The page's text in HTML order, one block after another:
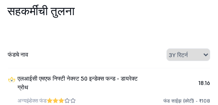
सहकर्मींची तुलना
फंडचे नाव
एलआईसी एमएफ निफ्टी नेक्स्ट 50 इन्डेक्स फन्ड - डायरेक्ट
ग्रोथ
18.16
अन्यइंडेक्स फंड फंड साईझ (कोटी) - ₹108